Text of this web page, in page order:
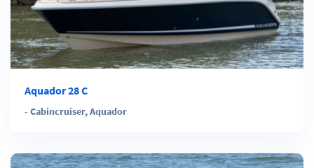
Aquador 28 C
- Cabincruiser,Aquador